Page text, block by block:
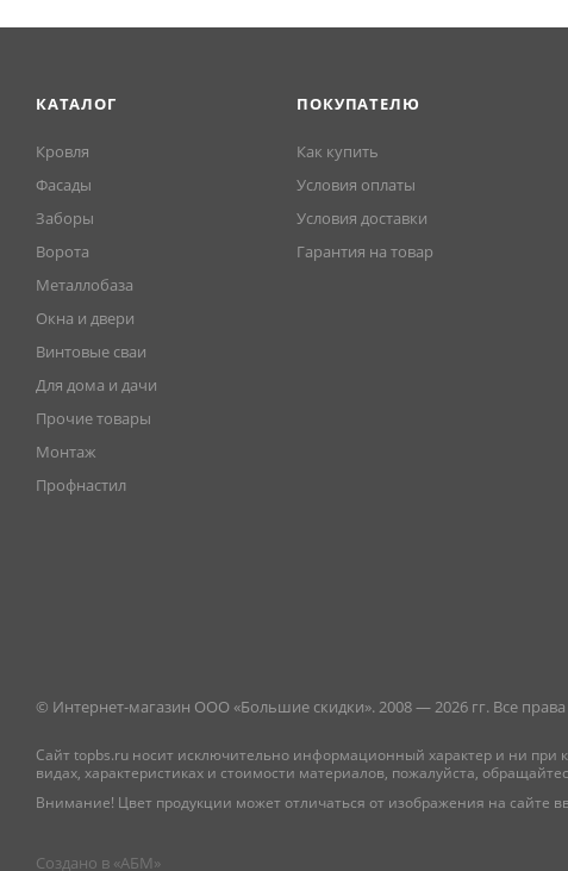
КАТАЛОГ
Кровля
Фасады
Заборы
Ворота
Металлобаза
Окна и двери
Винтовые сваи
Для дома и дачи
Прочие товары
Монтаж
Профнастил
ПОКУПАТЕЛЮ
Как купить
Условия оплаты
Условия доставки
Гарантия на товар
© Интернет-магазин ООО «Большие скидки». 2008 — 2026 гг. Все
Сайт topbs.ru носит исключительно информационный характер и ни
видах, характеристиках и стоимости материалов, пожалуйста,
Внимание! Цвет продукции может отличаться от изображения на сайте
Создано в «АБМ»